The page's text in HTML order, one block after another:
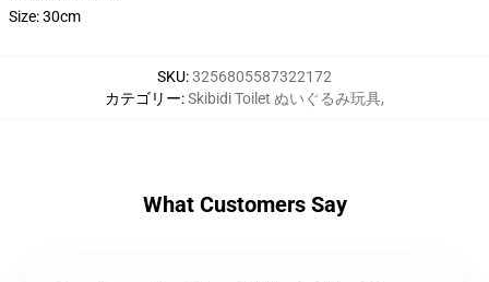
Size: 30cm
SKU:3256805587322172
カテゴリー:Skibidi Toilet ぬいぐるみ玩具,
What Customers Say